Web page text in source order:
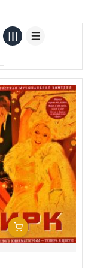
In Den Warenkorb